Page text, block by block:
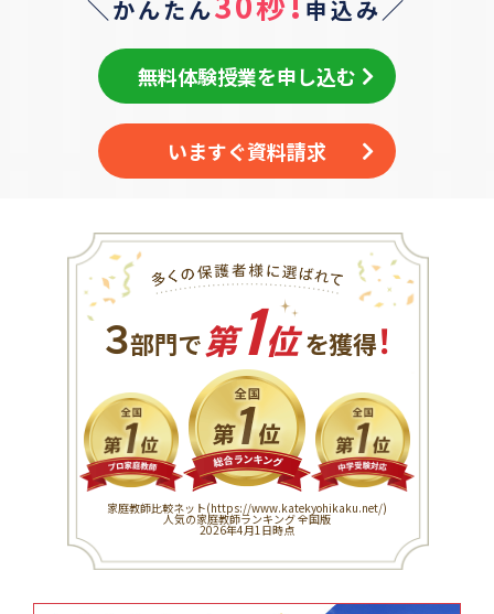
＼かんたん 申込み／
無料体験授業を申し込む
いますぐ資料請求
３部門で 第1位を獲得！
家庭教師比較ネット(https://www.katekyohikaku.net/)
人気の家庭教師ランキング 全国版
2026年4月1日時点